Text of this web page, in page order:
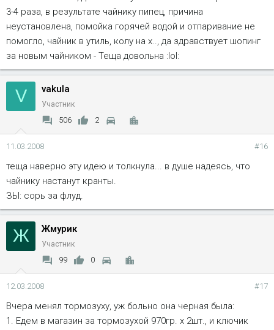
3-4 раза, в результате чайнику пипец, причина
неустановлена, помойка горячей водой и отпаривание не
помогло, чайник в утиль, колу на х.., да здравствует шопинг
за новым чайником - Теща довольна :lol:
V vakula
Участник
506 2
11.03.2008 #16
теща наверно эту идею и толкнула... в душе надеясь, что
чайнику настанут кранты.
ЗЫ: сорь за флуд.
Ж Жмурик
Участник
99 0
12.03.2008 #17
Вчера менял тормозуху, уж больно она черная была:
1. Едем в магазин за тормозухой 970гр. х 2шт., и ключик